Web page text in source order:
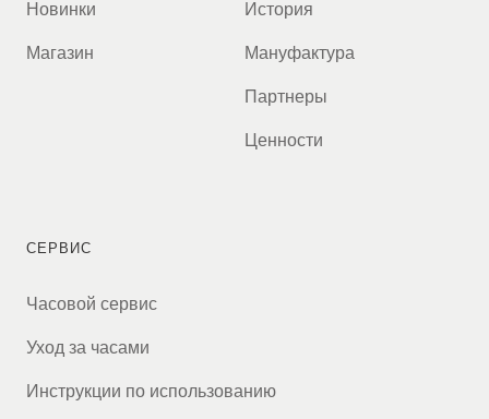
Новинки
Магазин
История
Мануфактура
Партнеры
Ценности
СЕРВИС
Часовой сервис
Уход за часами
Инструкции по использованию